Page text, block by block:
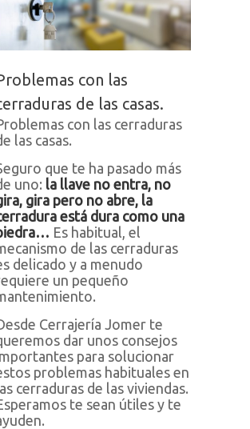
con las
de las casas.
con las cerraduras
las casas.
que te ha pasado más
uno: la llave no entra, no
gira pero no abre, la
está dura como una
Es habitual, el
de las cerraduras
delicado y a menudo
un pequeño
Cerrajería Jomer te
dar unos consejos
para solucionar
problemas habituales en
cerraduras de las viviendas.
te sean útiles y te